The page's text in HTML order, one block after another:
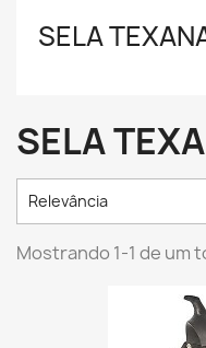
SELA
SELA
Relevância
Mostrando 1-1 de um